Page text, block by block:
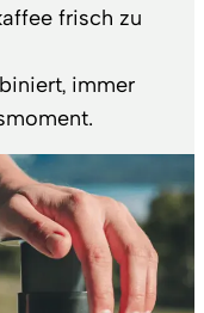
frisch zu
immer